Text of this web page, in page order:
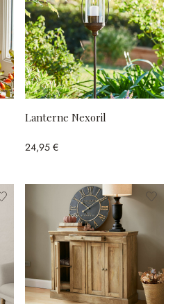
Lanterne Nexoril
24,95 €